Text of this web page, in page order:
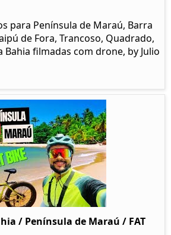
para Península de Maraú, Barra
de Fora, Trancoso, Quadrado,
Bahia filmadas com drone, by Julio
/ Península de Maraú / FAT